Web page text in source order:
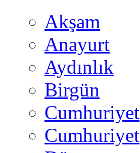
Akşam
Anayurt
Aydınlık
Birgün
Cumhuriyet
Cumhuriyet